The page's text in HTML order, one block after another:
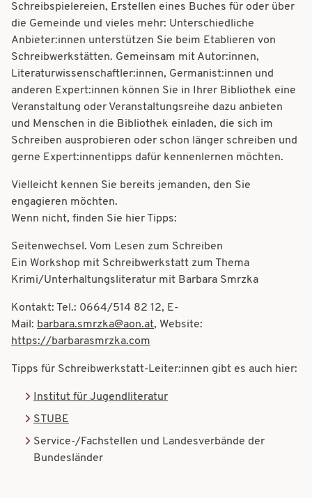
Schreibspielereien, Erstellen eines Buches für oder über
die Gemeinde und vieles mehr: Unterschiedliche
Anbieter:innen unterstützen Sie beim Etablieren von
Schreibwerkstätten. Gemeinsam mit Autor:innen,
Literaturwissenschaftler:innen, Germanist:innen und
anderen Expert:innen können Sie in Ihrer Bibliothek eine
Veranstaltung oder Veranstaltungsreihe dazu anbieten
und Menschen in die Bibliothek einladen, die sich im
Schreiben ausprobieren oder schon länger schreiben und
gerne Expert:innentipps dafür kennenlernen möchten.
Vielleicht kennen Sie bereits jemanden, den Sie
engagieren möchten.
Wenn nicht, finden Sie hier Tipps:
Seitenwechsel. Vom Lesen zum Schreiben
Ein Workshop mit Schreibwerkstatt zum Thema
Krimi/Unterhaltungsliteratur mit Barbara Smrzka
Kontakt: Tel.: 0664/514 82 12, E-
Mail: barbara.smrzka@aon.at, Website:
https://barbarasmrzka.com
Tipps für Schreibwerkstatt-Leiter:innen gibt es auch hier:
Institut für Jugendliteratur
STUBE
Service-/Fachstellen und Landesverbände der
Bundesländer